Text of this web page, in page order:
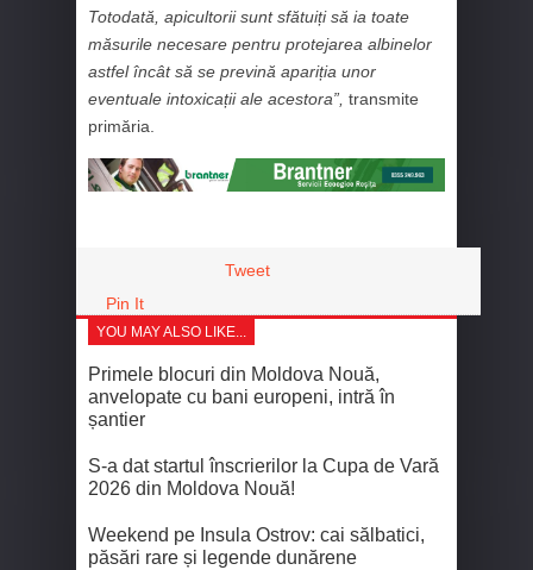
Totodată, apicultorii sunt sfătuiți să ia toate
măsurile necesare pentru protejarea albinelor
astfel încât să se prevină apariția unor
eventuale intoxicații ale acestora”, transmite
primăria.
Tweet
Pin It
YOU MAY ALSO LIKE...
Primele blocuri din Moldova Nouă,
anvelopate cu bani europeni, intră în
șantier
S-a dat startul înscrierilor la Cupa de Vară
2026 din Moldova Nouă!
Weekend pe Insula Ostrov: cai sălbatici,
păsări rare și legende dunărene